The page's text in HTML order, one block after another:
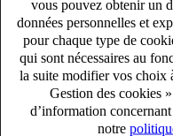
vous pouvez obtenir un
données personnelles et
pour chaque type de
qui sont nécessaires au
la suite modifier vos choix
Gestion des cookies
d’information
notre
10 univers
connaître votre secteur
12 bureaux en France
proximité avec nos